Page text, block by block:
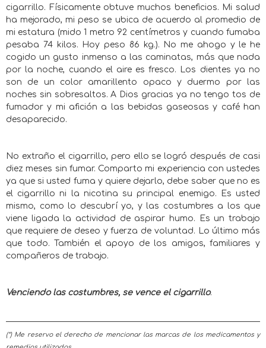
cigarrillo. Físicamente obtuve muchos beneficios. Mi salud
ha mejorado, mi peso se ubica de acuerdo al promedio de
mi estatura (mido 1 metro 92 centímetros y cuando fumaba
pesaba 74 kilos. Hoy peso 86 kg.). No me ahogo y le he
cogido un gusto inmenso a las caminatas, más que nada
por la noche, cuando el aire es fresco. Los dientes ya no
son de un color amarillento opaco y duermo por las
noches sin sobresaltos. A Dios gracias ya no tengo tos de
fumador y mi afición a las bebidas gaseosas y café han
desaparecido.
No extraño el cigarrillo, pero ello se logró después de casi
diez meses sin fumar. Comparto mi experiencia con ustedes
ya que si usted fuma y quiere dejarlo, debe saber que no es
el cigarrillo ni la nicotina su principal enemigo. Es usted
mismo, como lo descubrí yo, y las costumbres a los que
viene ligada la actividad de aspirar humo. Es un trabajo
que requiere de deseo y fuerza de voluntad. Lo último más
que todo. También el apoyo de los amigos, familiares y
compañeros de trabajo.
Venciendo las costumbres, se vence el cigarrillo.
(*) Me reservo el derecho de mencionar las marcas de los medicamentos y